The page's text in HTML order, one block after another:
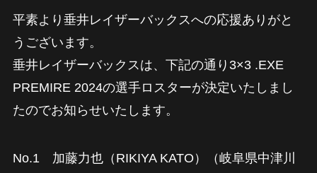
平素より垂井レイザーバックスへの応援ありがと
うございます。
垂井レイザーバックスは、下記の通り3×3 .EXE
PREMIRE 2024の選手ロスターが決定いたしまし
たのでお知らせいたします。
No.1 加藤力也（RIKIYA KATO）（岐阜県中津川